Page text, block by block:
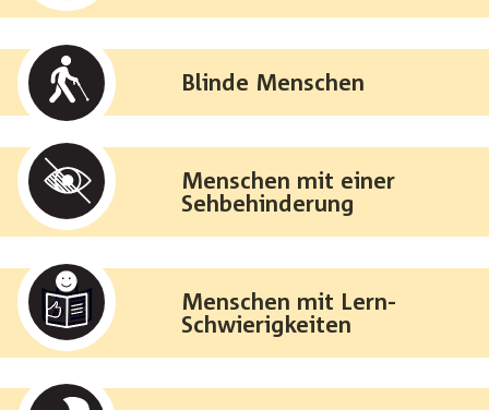
Blinde Menschen
Menschen mit einer
Sehbehinderung
Menschen mit Lern-
Schwierigkeiten